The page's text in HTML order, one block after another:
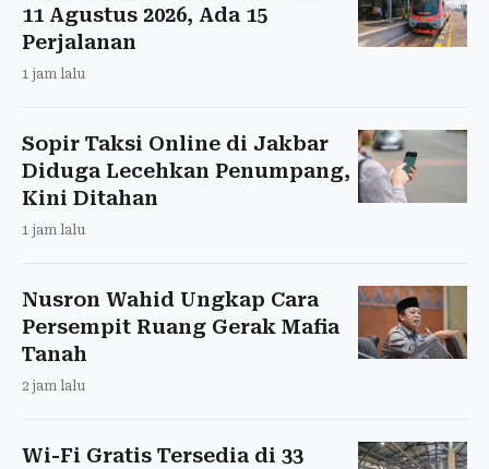
11 Agustus 2026, Ada 15
Perjalanan
1 jam lalu
Sopir Taksi Online di Jakbar
Diduga Lecehkan Penumpang,
Kini Ditahan
1 jam lalu
Nusron Wahid Ungkap Cara
Persempit Ruang Gerak Mafia
Tanah
2 jam lalu
Wi-Fi Gratis Tersedia di 33